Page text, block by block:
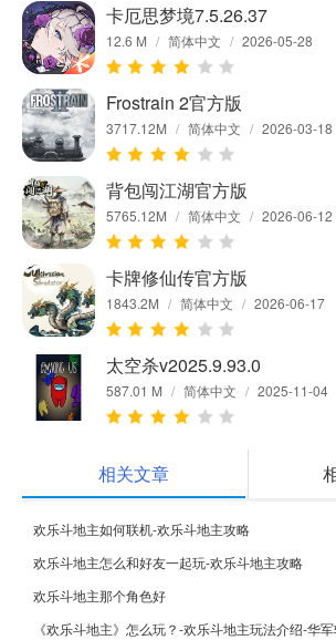
卡厄思梦境7.5.26.37
12.6 M / 简体中文 / 2026-05-28
Frostrain 2官方版
3717.12M / 简体中文 / 2026-03-18
背包闯江湖官方版
5765.12M / 简体中文 / 2026-06-12
卡牌修仙传官方版
1843.2M / 简体中文 / 2026-06-17
太空杀v2025.9.93.0
587.01 M / 简体中文 / 2025-11-04
相关文章
欢乐斗地主如何联机-欢乐斗地主攻略
欢乐斗地主怎么和好友一起玩-欢乐斗地主攻略
欢乐斗地主那个角色好
《欢乐斗地主》怎么玩？-欢乐斗地主玩法介绍-华